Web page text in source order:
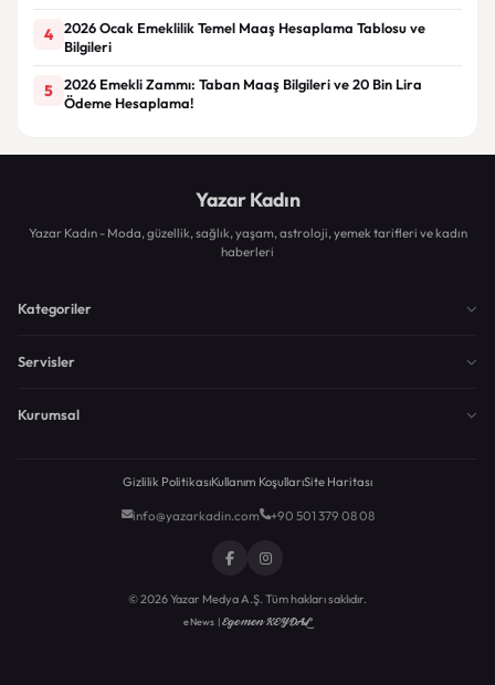
4
2026 Ocak Emeklilik Temel Maaş Hesaplama Tablosu ve
Bilgileri
5
2026 Emekli Zammı: Taban Maaş Bilgileri ve 20 Bin Lira
Ödeme Hesaplama!
Yazar Kadın
Yazar Kadın - Moda, güzellik, sağlık, yaşam, astroloji, yemek tarifleri ve kadın
haberleri
Kategoriler
Servisler
Kurumsal
Gizlilik PolitikasıKullanım KoşullarıSite Haritası
info@yazarkadin.com +90 501 379 08 08
© 2026 Yazar Medya A.Ş. Tüm hakları saklıdır.
eNews |Egemen KEYDAL